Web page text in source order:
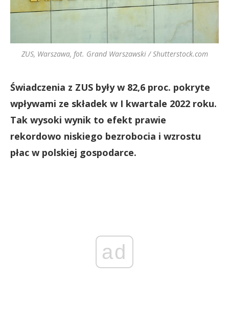
ZUS, Warszawa, fot. Grand Warszawski / Shutterstock.com
Świadczenia z ZUS były w 82,6 proc. pokryte
wpływami ze składek w I kwartale 2022 roku.
Tak wysoki wynik to efekt prawie
rekordowo niskiego bezrobocia i wzrostu
płac w polskiej gospodarce.
ad